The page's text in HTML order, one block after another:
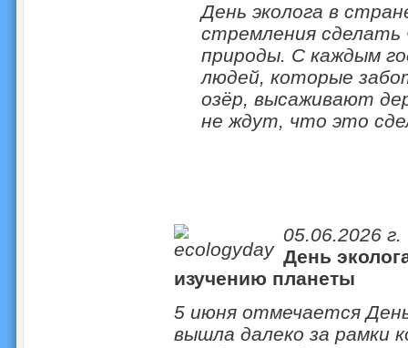
День эколога в
стремления сделать
природы. С каждым
людей, которые
озёр, высаживают
не ждут, что это
05.06.2026 г.
День
изучению планеты
5 июня отмечается
вышла далеко за рамки